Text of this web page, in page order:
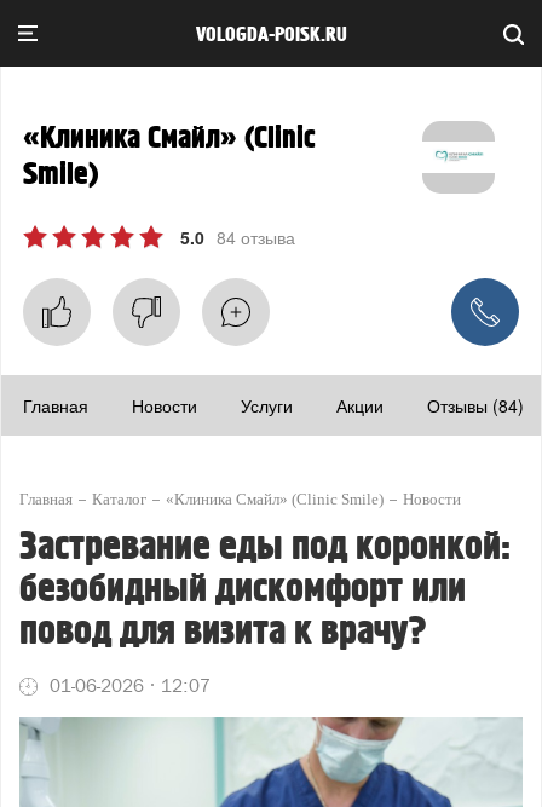
VOLOGDA-POISK.RU
«Клиника Смайл» (Clinic
Smile)
5.0 84 отзыва
Главная Новости Услуги Акции Отзывы (84)
Главная Каталог «Клиника Смайл» (Clinic Smile) Новости
Застревание еды под коронкой:
безобидный дискомфорт или
повод для визита к врачу?
01-06-2026 12:07